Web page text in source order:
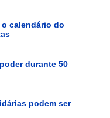
calendário do
durante 50
podem ser